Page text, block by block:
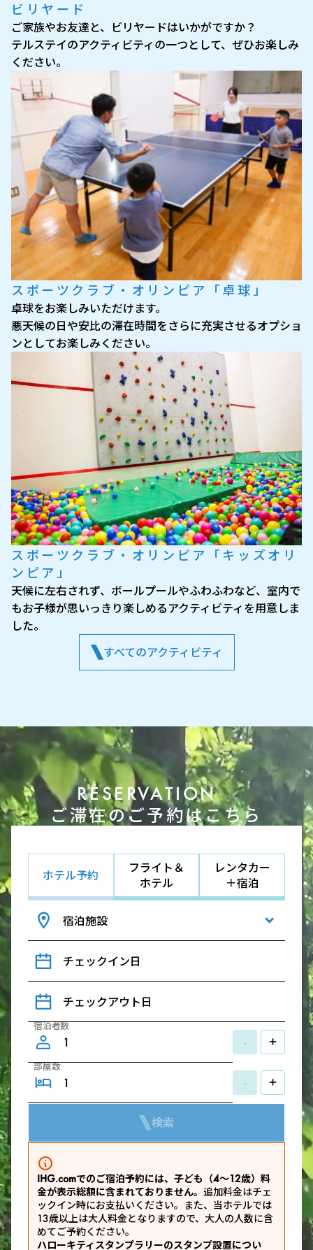
ビリヤード
ご家族やお友達と、ビリヤードはいかがですか？
テルステイのアクティビティの一つとして、ぜひお楽しみ
ください。
スポーツクラブ・オリンピア「卓球」
卓球をお楽しみいただけます。
悪天候の日や安比の滞在時間をさらに充実させるオプショ
ンとしてお楽しみください。
スポーツクラブ・オリンピア「キッズオリ
ンピア」
天候に左右されず、ボールプールやふわふわなど、室内で
もお子様が思いっきり楽しめるアクティビティを用意しま
した。
すべてのアクティビティ
RESERVATION
ご滞在のご予約はこちら
ホテル予約
フライト＆
ホテル
レンタカー
＋宿泊
宿泊施設
チェックイン日
チェックアウト日
宿泊者数
- +
部屋数
- +
検索
IHG.comでのご宿泊予約には、子ども（4～12歳）料
金が表示総額に含まれておりません。 追加料金はチェ
ックイン時にお支払いください。また、当ホテルでは
13歳以上は大人料金となりますので、大人の人数に含
めてご予約ください。
ハローキティスタンプラリーのスタンプ設置につい